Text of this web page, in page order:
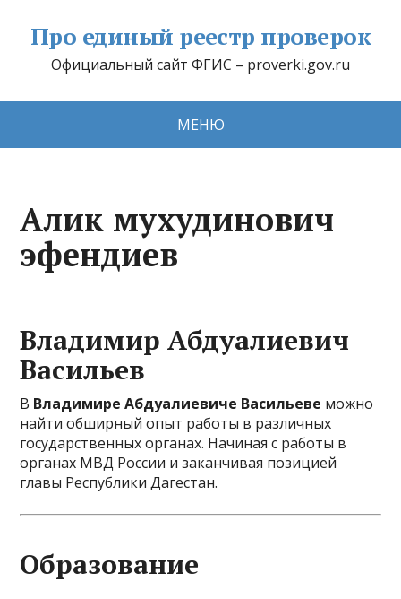
Про единый реестр проверок
Официальный сайт ФГИС – proverki.gov.ru
МЕНЮ
Алик мухудинович
эфендиев
Владимир Абдуалиевич
Васильев
В Владимире Абдуалиевиче Васильеве можно
найти обширный опыт работы в различных
государственных органах. Начиная с работы в
органах МВД России и заканчивая позицией
главы Республики Дагестан.
Образование